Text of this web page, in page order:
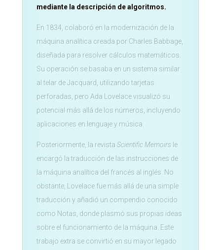
mediante la descripción de algoritmos.
En 1834, colaboró en la modernización de la
máquina analítica creada por Charles Babbage,
diseñada para resolver cálculos matemáticos.
Su operación se basaba en un sistema similar
al telar de Jacquard, utilizando tarjetas
perforadas, pero Ada Lovelace visualizó su
potencial más allá de los números, incluyendo
aplicaciones en lenguaje y música.
Posteriormente, la revistaScientific Memoirsle
encargó la traducción de las instrucciones de
la máquina analítica del francés al inglés. No
obstante, Lovelace fue más allá de una simple
traducción y añadió un compendio conocido
como Notas, donde plasmó sus propias ideas
sobre el funcionamiento de la máquina. Este
trabajo extra se convirtió en su mayor legado